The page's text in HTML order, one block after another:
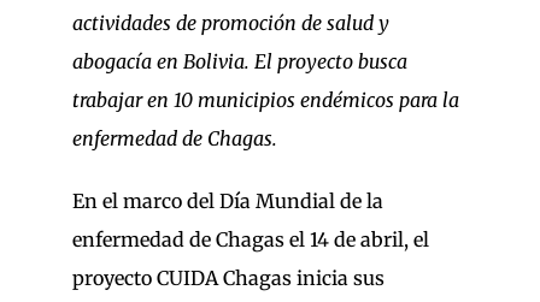
actividades de promoción de salud y
abogacía en Bolivia. El proyecto busca
trabajar en 10 municipios endémicos para la
enfermedad de Chagas.
En el marco del Día Mundial de la
enfermedad de Chagas el 14 de abril, el
proyecto CUIDA Chagas inicia sus